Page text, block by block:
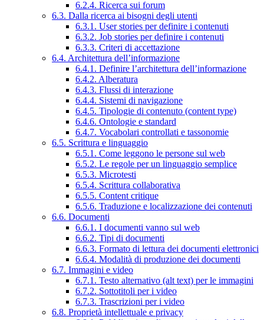
6.2.4. Ricerca sui forum
6.3. Dalla ricerca ai bisogni degli utenti
6.3.1. User stories per definire i contenuti
6.3.2. Job stories per definire i contenuti
6.3.3. Criteri di accettazione
6.4. Architettura dell’informazione
6.4.1. Definire l’architettura dell’informazione
6.4.2. Alberatura
6.4.3. Flussi di interazione
6.4.4. Sistemi di navigazione
6.4.5. Tipologie di contenuto (content type)
6.4.6. Ontologie e standard
6.4.7. Vocabolari controllati e tassonomie
6.5. Scrittura e linguaggio
6.5.1. Come leggono le persone sul web
6.5.2. Le regole per un linguaggio semplice
6.5.3. Microtesti
6.5.4. Scrittura collaborativa
6.5.5. Content critique
6.5.6. Traduzione e localizzazione dei contenuti
6.6. Documenti
6.6.1. I documenti vanno sul web
6.6.2. Tipi di documenti
6.6.3. Formato di lettura dei documenti elettronici
6.6.4. Modalità di produzione dei documenti
6.7. Immagini e video
6.7.1. Testo alternativo (alt text) per le immagini
6.7.2. Sottotitoli per i video
6.7.3. Trascrizioni per i video
6.8. Proprietà intellettuale e privacy